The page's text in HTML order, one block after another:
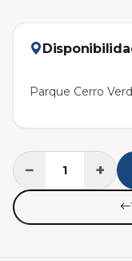
Parque Cerro
− +